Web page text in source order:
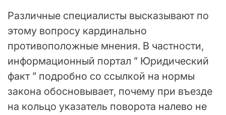
Различные специалисты высказывают по
этому вопросу кардинально
противоположные мнения. В частности,
информационный портал ” Юридический
факт ” подробно со ссылкой на нормы
закона обосновывает, почему при въезде
на кольцо указатель поворота налево не